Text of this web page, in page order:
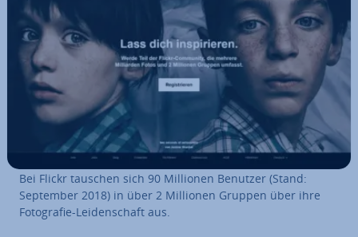
Bei Flickr tauschen sich 90 Millionen Benutzer (Stand:
September 2018) in über 2 Millionen Gruppen über ihre
Fo­to­gra­fie-Lei­den­schaft aus.